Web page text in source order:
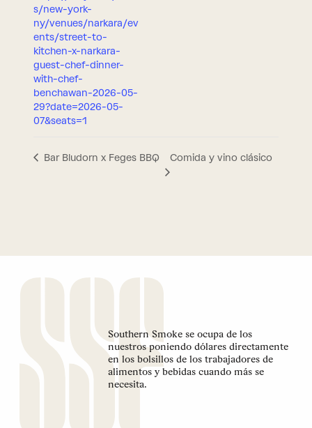
s/new-york-
ny/venues/narkara/ev
ents/street-to-
kitchen-x-narkara-
guest-chef-dinner-
with-chef-
benchawan-2026-05-
29?date=2026-05-
07&seats=1
Bar Bludorn x Feges BBQ Comida y vino clásico
Southern Smoke se ocupa de los
nuestros poniendo dólares directamente
en los bolsillos de los trabajadores de
alimentos y bebidas cuando más se
necesita.